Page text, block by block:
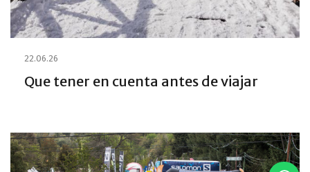
22.06.26
Que tener en cuenta antes de viajar